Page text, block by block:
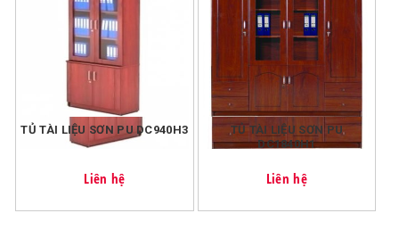
Với đơn hàng <=200k, chúng tôi tính phí vận chuyển cho
mỗi đơn hàng là 20k.
TỦ TÀI LIỆU SƠN PU DC940H3
Liên hệ
TỦ TÀI LIỆU SƠN PU
DC1840H1
Liên hệ